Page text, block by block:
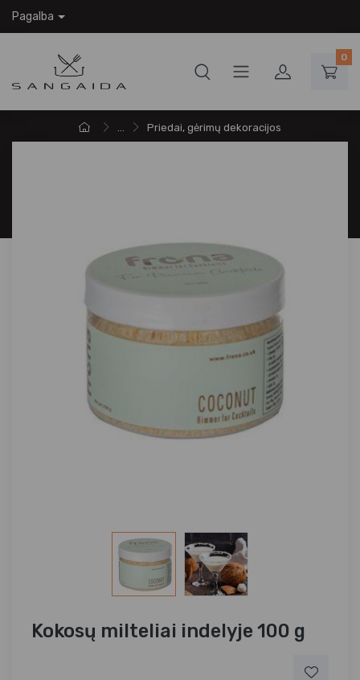
Pagalba
0
... Priedai, gėrimų dekoracijos
Kokosų milteliai indelyje 100 g